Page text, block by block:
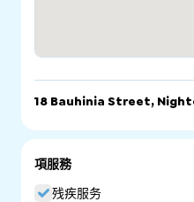
18 Bauhinia Street,
18 Bauhinia Street,
項服務
残疾服务